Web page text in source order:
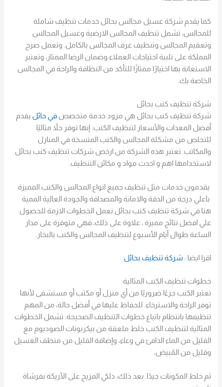
كما يقدم شركة غسيل مجالس بحائل خدمات تنظيف شاملة
للمجالس، تشمل تنظيف المجالس الارضية وغسيل المجالس
وتعقيم المجالس وتنظيف غرف المجالس بالكامل. وتعمل صرح
المملكة على تلبية احتياجات العملاء وضمان الرضا الممتاز، وتعتبر
الاستعانة بها اختيارًا ممتازًا للتأكد من النظافة والراحة في المجالس
الخاصة بك.
شركة تنظيف كنب بحائل
شركة تنظيف كنب بحائل هي مزود خدمة متخصصفي حائل يقدم
أفضل المعدات والأسعار لتنظيف الكنب. إنها توفر حلاً مثاليًا
للتخلص من مشكلة المجالس والكنب المتسخة في المنازل
والمكاتب. تعتبر هذه الشركة من ارخص شركات تنظيف كنب بحائل
لاستخدامها اهم و احدث مواد و مكائن التنظيف.
يقدمون خدمات مثل تنظيف جميع انواع المجالس والكنب المميزة
باعلي درجة من الدقة والامانة والمصداقة والجودة العالية الممية
هنا في شركة تنظيف كنب بحائل نعمل الخطوات الازمة للحصول
علي افضل نتائج مميزة ، علاوة على ذلك، فهي متوفرة على مدار
الساعة طوال أيام الأسبوع لتنظيف المجالس والكنب بالبخار.
اقرا ايضا :شركة تنظيف بحائل
خطوات تنظيف الكنب المثالية
تعتبر الكنب جزءًا ضروريًا من أي منزل أو مكتب أو مستشفى لأنها
توفر الراحة والاسترخاء. للحفاظ عليها في أفضل حالة، من المهم
تنظيفها بانتظام باتباع خطوات التنظيف الصحيحة. تشمل الخطوات
المثالية لتنظيف الكنب خلط ملعقة من بيكربونات الصوديوم مع
القليل من الماء الدافئ في وعاء، وإضافة القليل من منظف الغسيل
وقليل من المُبيض،
ثم خلط المكونات جيدًا. بعد ذلك، دلكي المزيج على الأريكة بفرشاة